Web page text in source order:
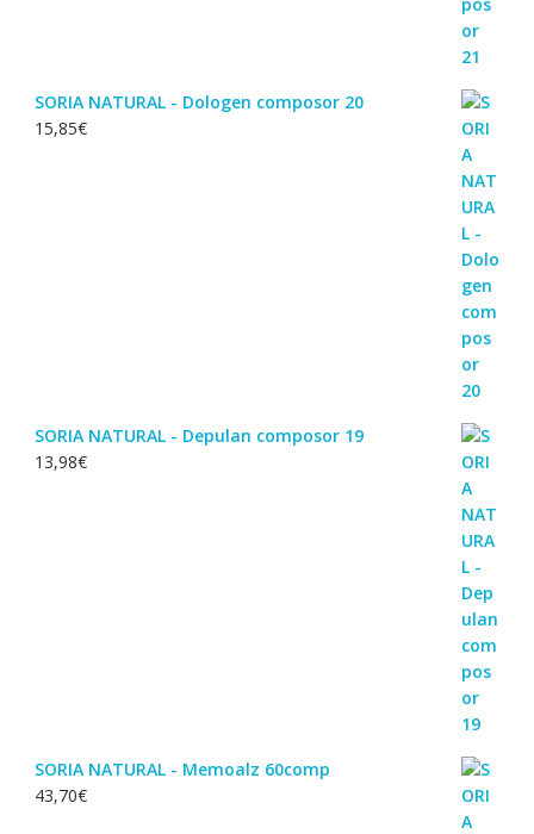
SORIA NATURAL - Dologen composor 20
15,85€
SORIA NATURAL - Depulan composor 19
13,98€
SORIA NATURAL - Memoalz 60comp
43,70€